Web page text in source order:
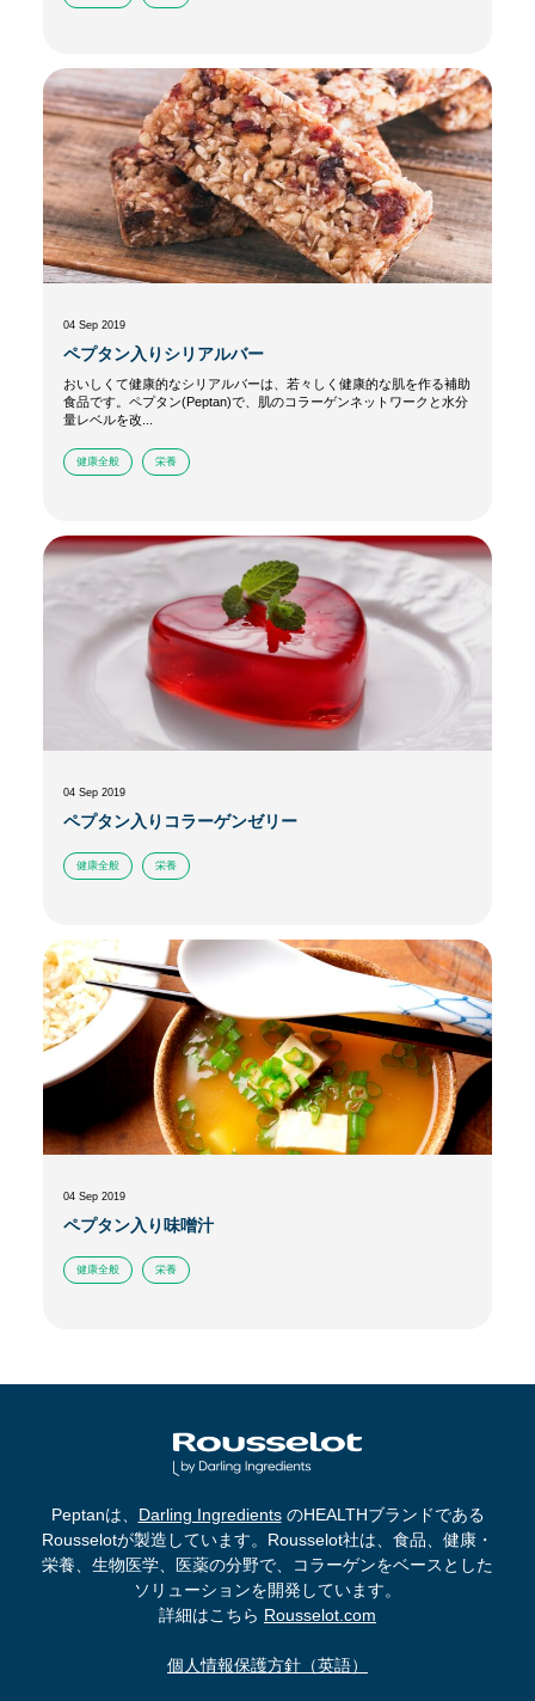
04 Sep 2019
ペプタン入りシリアルバー
おいしくて健康的なシリアルバーは、若々しく健康的な肌を作る補助
食品です。ペプタン(Peptan)で、肌のコラーゲンネットワークと水分
量レベルを改...
健康全般 栄養
04 Sep 2019
ペプタン入りコラーゲンゼリー
健康全般 栄養
04 Sep 2019
ペプタン入り味噌汁
健康全般 栄養
Peptanは、 Darling IngredientsのHEALTHブランドである
Rousselotが製造しています。Rousselot社は、食品、健康・
栄養、生物医学、医薬の分野で、コラーゲンをベースとした
ソリューションを開発しています。
詳細はこちら Rousselot.com
個人情報保護方針（英語）